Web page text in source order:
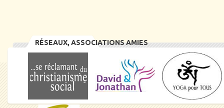
RÉSEAUX, ASSOCIATIONS AMIES